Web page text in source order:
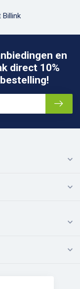
Billink
en
direct 10%